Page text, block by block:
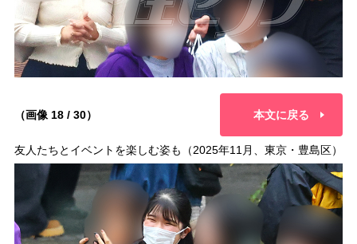
（画像 18 / 30） 本文に戻る
友人たちとイベントを楽しむ姿も（2025年11月、東京・豊島区）